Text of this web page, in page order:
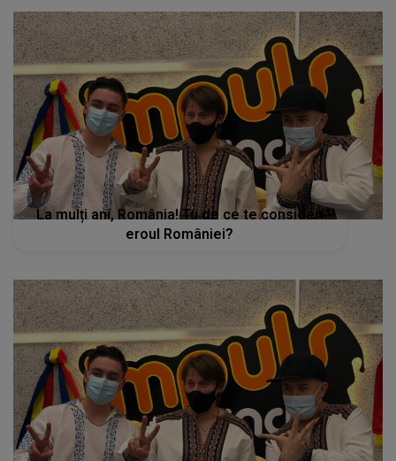
La mulți ani, România! Tu de ce te consideri
eroul României?